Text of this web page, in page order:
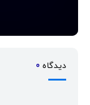
دیدگاه 0